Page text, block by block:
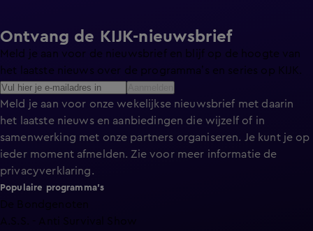
Ontvang de KIJK-nieuwsbrief
Meld je aan voor de nieuwsbrief en blijf op de hoogte van
het laatste nieuws over de programma’s en series op KIJK.
Meld je aan voor onze wekelijkse nieuwsbrief met daarin
het laatste nieuws en aanbiedingen die wijzelf of in
samenwerking met onze partners organiseren. Je kunt je op
ieder moment afmelden. Zie voor meer informatie de
privacyverklaring.
Populaire programma's
De Bondgenoten
A.S.S. - Anti Survival Show